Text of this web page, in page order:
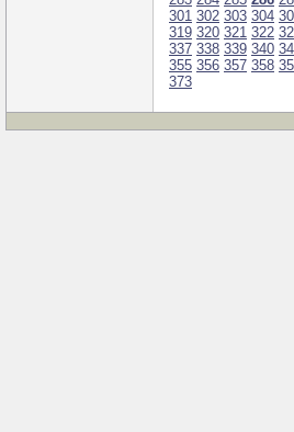
301 302 303 304
319 320 321 322
337 338 339 340
355 356 357 358
373